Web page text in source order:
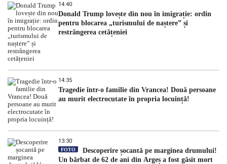
14:40
Donald Trump lovește din nou în imigrație: ordin
pentru blocarea „turismului de naștere” și
restrângerea cetățeniei
14:35
Tragedie într-o familie din Vrancea! Două persoane
au murit electrocutate în propria locuință!
13:30
FOTO
Descoperire șocantă pe marginea drumului!
Un bărbat de 62 de ani din Argeș a fost găsit mort